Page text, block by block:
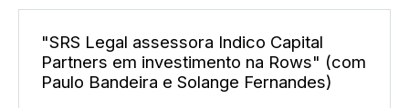
"SRS Legal assessora Indico Capital
Partners em investimento na Rows" (com
Paulo Bandeira e Solange Fernandes)